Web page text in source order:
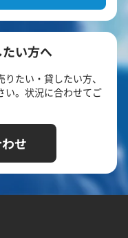
い方へ
たい・貸したい方、
い。状況に合わせてご
せ